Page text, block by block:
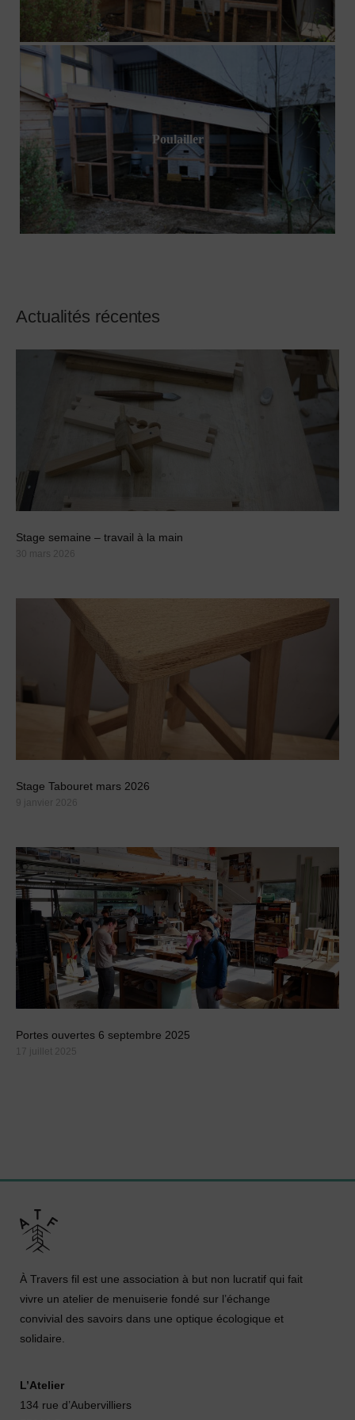
Poulailler
Actualités récentes
Stage semaine – travail à la main
30 mars 2026
Stage Tabouret mars 2026
9 janvier 2026
Portes ouvertes 6 septembre 2025
17 juillet 2025
À Travers fil est une association à but non lucratif qui fait
vivre un atelier de menuiserie fondé sur l’échange
convivial des savoirs dans une optique écologique et
solidaire.
L’Atelier
134 rue d’Aubervilliers